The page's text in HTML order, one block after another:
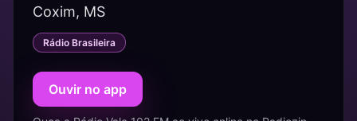
Coxim, MS
Rádio Brasileira
Ouvir no app